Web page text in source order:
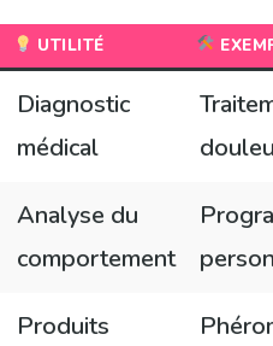
UTILITÉ
Diagnostic
médical
Analyse du
comportement
Produits